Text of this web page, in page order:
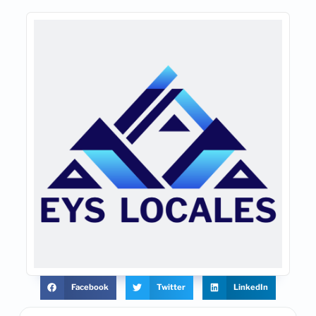
Facebook Twitter LinkedIn